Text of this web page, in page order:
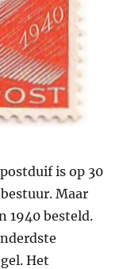
is op 30
Maar
1940 besteld.
Het